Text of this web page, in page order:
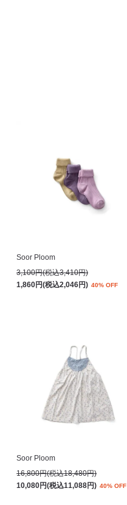
Soor Ploom
3,100円(税込3,410円)
1,860円(税込2,046円) 40% OFF
Soor Ploom
16,800円(税込18,480円)
10,080円(税込11,088円) 40% OFF